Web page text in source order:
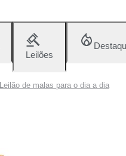
Leilões
Leilão de malas para o dia a dia